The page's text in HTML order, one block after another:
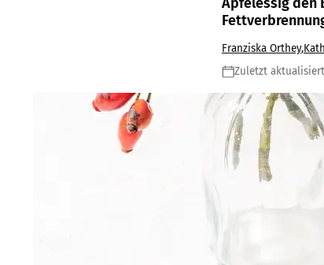
Franziska Orthey,
Zuletzt